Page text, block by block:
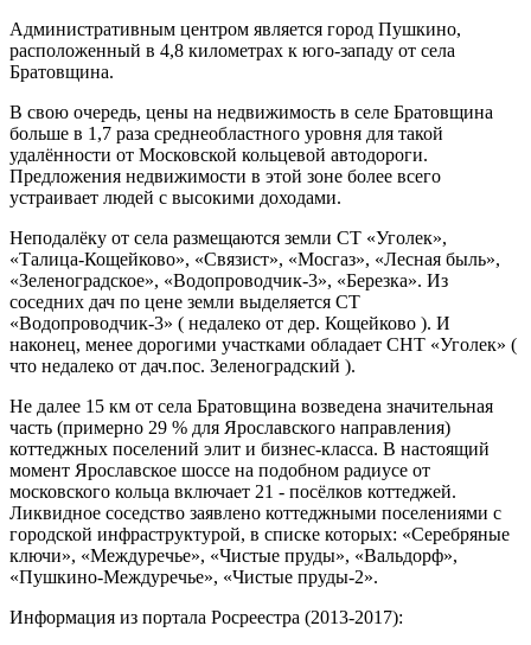
Административным центром является город Пушкино,
расположенный в 4,8 километрах к юго-западу от села
Братовщина.
В свою очередь, цены на недвижимость в селе Братовщина
больше в 1,7 раза среднеобластного уровня для такой
удалённости от Московской кольцевой автодороги.
Предложения недвижимости в этой зоне более всего
устраивает людей с высокими доходами.
Неподалёку от села размещаются земли СТ «Уголек»,
«Талица-Кощейково», «Связист», «Мосгаз», «Лесная быль»,
«Зеленоградское», «Водопроводчик-3», «Березка». Из
соседних дач по цене земли выделяется СТ
«Водопроводчик-3» ( недалеко от дер. Кощейково ). И
наконец, менее дорогими участками обладает СНТ «Уголек» (
что недалеко от дач.пос. Зеленоградский ).
Не далее 15 км от села Братовщина возведена значительная
часть (примерно 29 % для Ярославского направления)
коттеджных поселений элит и бизнес-класса. В настоящий
момент Ярославское шоссе на подобном радиусе от
московского кольца включает 21 - посёлков коттеджей.
Ликвидное соседство заявлено коттеджными поселениями с
городской инфраструктурой, в списке которых: «Серебряные
ключи», «Междуречье», «Чистые пруды», «Вальдорф»,
«Пушкино-Междуречье», «Чистые пруды-2».
Информация из портала Росреестра (2013-2017):